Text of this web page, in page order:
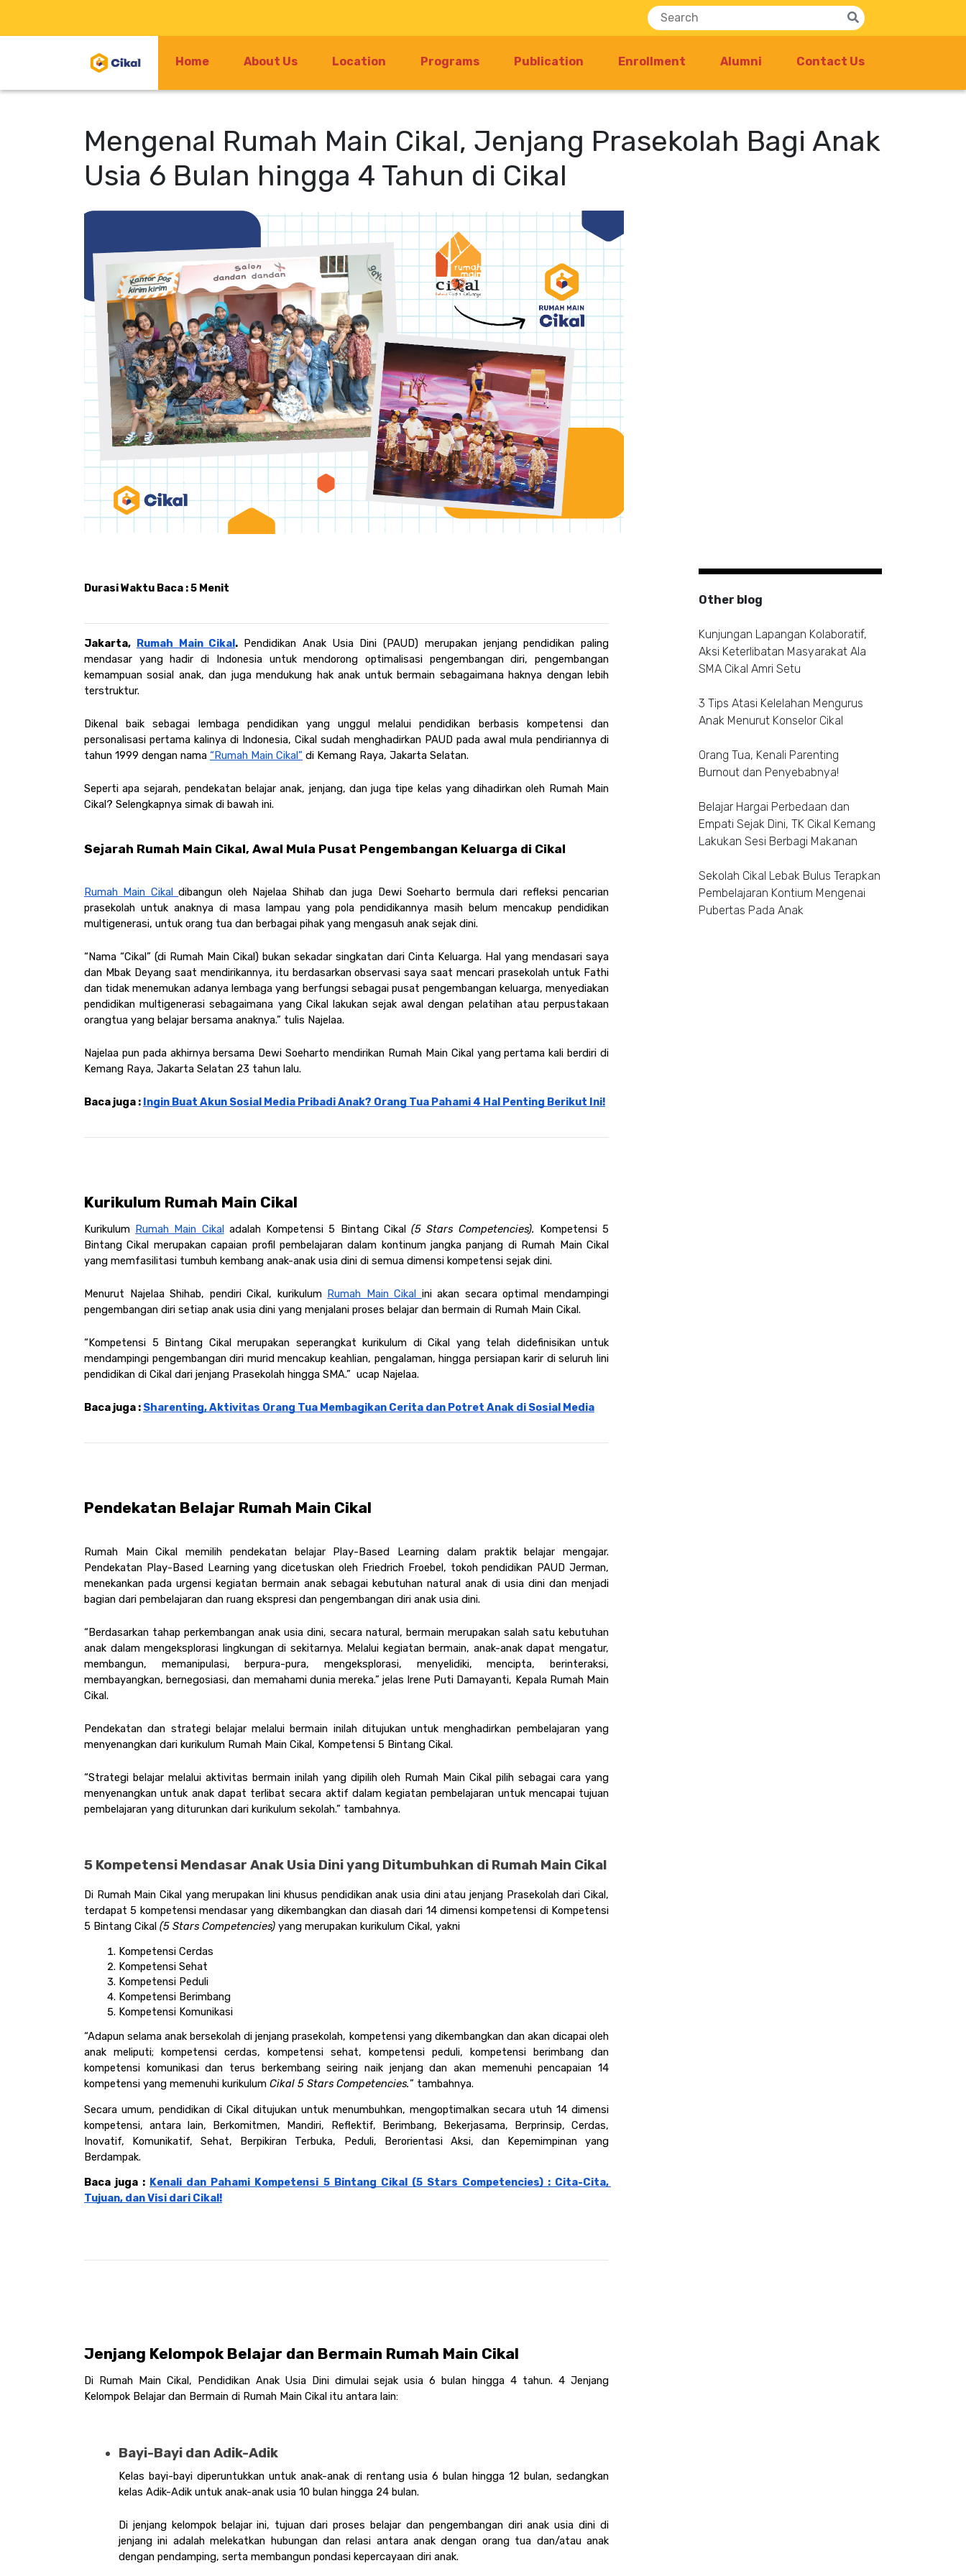
Home About Us Location Programs Publication Enrollment Alumni Contact Us
Mengenal Rumah Main Cikal, Jenjang Prasekolah Bagi Anak
Usia 6 Bulan hingga 4 Tahun di Cikal
Durasi Waktu Baca : 5 Menit
Jakarta, Rumah Main Cikal. Pendidikan Anak Usia Dini (PAUD) merupakan jenjang pendidikan paling
mendasar yang hadir di Indonesia untuk mendorong optimalisasi pengembangan diri, pengembangan
kemampuan sosial anak, dan juga mendukung hak anak untuk bermain sebagaimana haknya dengan lebih
terstruktur.
Dikenal baik sebagai lembaga pendidikan yang unggul melalui pendidikan berbasis kompetensi dan
personalisasi pertama kalinya di Indonesia, Cikal sudah menghadirkan PAUD pada awal mula pendiriannya di
tahun 1999 dengan nama “Rumah Main Cikal” di Kemang Raya, Jakarta Selatan.
Seperti apa sejarah, pendekatan belajar anak, jenjang, dan juga tipe kelas yang dihadirkan oleh Rumah Main
Cikal? Selengkapnya simak di bawah ini.
Sejarah Rumah Main Cikal, Awal Mula Pusat Pengembangan Keluarga di Cikal
Rumah Main Cikal dibangun oleh Najelaa Shihab dan juga Dewi Soeharto bermula dari refleksi pencarian
prasekolah untuk anaknya di masa lampau yang pola pendidikannya masih belum mencakup pendidikan
multigenerasi, untuk orang tua dan berbagai pihak yang mengasuh anak sejak dini.
“Nama “Cikal” (di Rumah Main Cikal) bukan sekadar singkatan dari Cinta Keluarga. Hal yang mendasari saya
dan Mbak Deyang saat mendirikannya, itu berdasarkan observasi saya saat mencari prasekolah untuk Fathi
dan tidak menemukan adanya lembaga yang berfungsi sebagai pusat pengembangan keluarga, menyediakan
pendidikan multigenerasi sebagaimana yang Cikal lakukan sejak awal dengan pelatihan atau perpustakaan
orangtua yang belajar bersama anaknya.” tulis Najelaa.
Najelaa pun pada akhirnya bersama Dewi Soeharto mendirikan Rumah Main Cikal yang pertama kali berdiri di
Kemang Raya, Jakarta Selatan 23 tahun lalu.
Baca juga : Ingin Buat Akun Sosial Media Pribadi Anak? Orang Tua Pahami 4 Hal Penting Berikut Ini!
Kurikulum Rumah Main Cikal
Kurikulum Rumah Main Cikal adalah Kompetensi 5 Bintang Cikal (5 Stars Competencies). Kompetensi 5
Bintang Cikal merupakan capaian profil pembelajaran dalam kontinum jangka panjang di Rumah Main Cikal
yang memfasilitasi tumbuh kembang anak-anak usia dini di semua dimensi kompetensi sejak dini.
Menurut Najelaa Shihab, pendiri Cikal, kurikulum Rumah Main Cikal ini akan secara optimal mendampingi
pengembangan diri setiap anak usia dini yang menjalani proses belajar dan bermain di Rumah Main Cikal.
“Kompetensi 5 Bintang Cikal merupakan seperangkat kurikulum di Cikal yang telah didefinisikan untuk
mendampingi pengembangan diri murid mencakup keahlian, pengalaman, hingga persiapan karir di seluruh lini
pendidikan di Cikal dari jenjang Prasekolah hingga SMA.”  ucap Najelaa.
Baca juga : Sharenting, Aktivitas Orang Tua Membagikan Cerita dan Potret Anak di Sosial Media
Pendekatan Belajar Rumah Main Cikal
Rumah Main Cikal memilih pendekatan belajar Play-Based Learning dalam praktik belajar mengajar.
Pendekatan Play-Based Learning yang dicetuskan oleh Friedrich Froebel, tokoh pendidikan PAUD Jerman,
menekankan pada urgensi kegiatan bermain anak sebagai kebutuhan natural anak di usia dini dan menjadi
bagian dari pembelajaran dan ruang ekspresi dan pengembangan diri anak usia dini.
“Berdasarkan tahap perkembangan anak usia dini, secara natural, bermain merupakan salah satu kebutuhan
anak dalam mengeksplorasi lingkungan di sekitarnya. Melalui kegiatan bermain, anak-anak dapat mengatur,
membangun, memanipulasi, berpura-pura, mengeksplorasi, menyelidiki, mencipta, berinteraksi,
membayangkan, bernegosiasi, dan memahami dunia mereka.” jelas Irene Puti Damayanti, Kepala Rumah Main
Cikal.
Pendekatan dan strategi belajar melalui bermain inilah ditujukan untuk menghadirkan pembelajaran yang
menyenangkan dari kurikulum Rumah Main Cikal, Kompetensi 5 Bintang Cikal.
“Strategi belajar melalui aktivitas bermain inilah yang dipilih oleh Rumah Main Cikal pilih sebagai cara yang
menyenangkan untuk anak dapat terlibat secara aktif dalam kegiatan pembelajaran untuk mencapai tujuan
pembelajaran yang diturunkan dari kurikulum sekolah.” tambahnya.
5 Kompetensi Mendasar Anak Usia Dini yang Ditumbuhkan di Rumah Main Cikal
Di Rumah Main Cikal yang merupakan lini khusus pendidikan anak usia dini atau jenjang Prasekolah dari Cikal,
terdapat 5 kompetensi mendasar yang dikembangkan dan diasah dari 14 dimensi kompetensi di Kompetensi
5 Bintang Cikal (5 Stars Competencies) yang merupakan kurikulum Cikal, yakni
Kompetensi Cerdas
Kompetensi Sehat
Kompetensi Peduli
Kompetensi Berimbang
Kompetensi Komunikasi
“Adapun selama anak bersekolah di jenjang prasekolah, kompetensi yang dikembangkan dan akan dicapai oleh
anak meliputi; kompetensi cerdas, kompetensi sehat, kompetensi peduli, kompetensi berimbang dan
kompetensi komunikasi dan terus berkembang seiring naik jenjang dan akan memenuhi pencapaian 14
kompetensi yang memenuhi kurikulum Cikal 5 Stars Competencies.” tambahnya.
Secara umum, pendidikan di Cikal ditujukan untuk menumbuhkan, mengoptimalkan secara utuh 14 dimensi
kompetensi, antara lain, Berkomitmen, Mandiri, Reflektif, Berimbang, Bekerjasama, Berprinsip, Cerdas,
Inovatif, Komunikatif, Sehat, Berpikiran Terbuka, Peduli, Berorientasi Aksi, dan Kepemimpinan yang
Berdampak.
Baca juga : Kenali dan Pahami Kompetensi 5 Bintang Cikal (5 Stars Competencies) : Cita-Cita,
Tujuan, dan Visi dari Cikal!
Jenjang Kelompok Belajar dan Bermain Rumah Main Cikal
Di Rumah Main Cikal, Pendidikan Anak Usia Dini dimulai sejak usia 6 bulan hingga 4 tahun. 4 Jenjang
Kelompok Belajar dan Bermain di Rumah Main Cikal itu antara lain:
Bayi-Bayi dan Adik-Adik
Kelas bayi-bayi diperuntukkan untuk anak-anak di rentang usia 6 bulan hingga 12 bulan, sedangkan
kelas Adik-Adik untuk anak-anak usia 10 bulan hingga 24 bulan.
Di jenjang kelompok belajar ini, tujuan dari proses belajar dan pengembangan diri anak usia dini di
jenjang ini adalah melekatkan hubungan dan relasi antara anak dengan orang tua dan/atau anak
dengan pendamping, serta membangun pondasi kepercayaan diri anak.
Other blog
Kunjungan Lapangan Kolaboratif,
Aksi Keterlibatan Masyarakat Ala
SMA Cikal Amri Setu
3 Tips Atasi Kelelahan Mengurus
Anak Menurut Konselor Cikal
Orang Tua, Kenali Parenting
Burnout dan Penyebabnya!
Belajar Hargai Perbedaan dan
Empati Sejak Dini, TK Cikal Kemang
Lakukan Sesi Berbagi Makanan
Sekolah Cikal Lebak Bulus Terapkan
Pembelajaran Kontium Mengenai
Pubertas Pada Anak